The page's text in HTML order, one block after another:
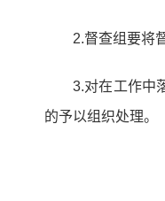
2.督查组要将
3.对在工作中
的予以组织处理。